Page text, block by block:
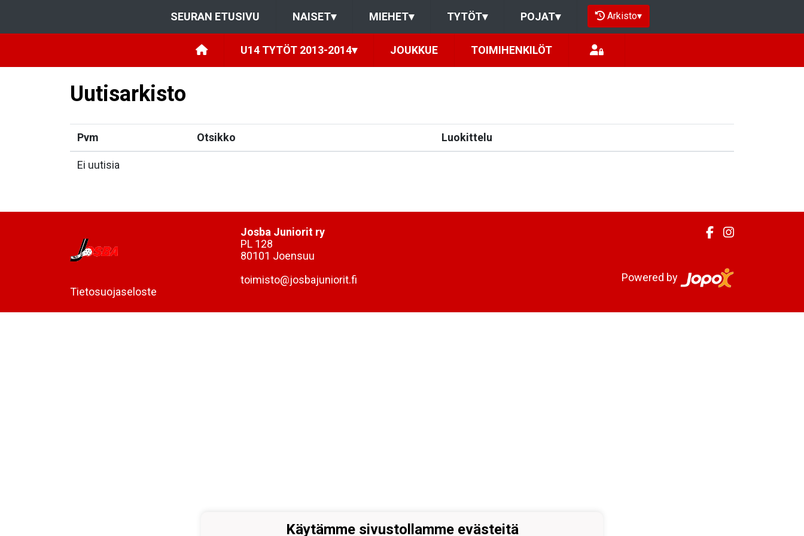
SEURAN ETUSIVU NAISET▾ MIEHET▾ TYTÖT▾ POJAT▾ Arkisto▾
U14 TYTÖT 2013-2014▾ JOUKKUE TOIMIHENKILÖT
Uutisarkisto
Pvm Otsikko Luokittelu
Ei uutisia
Tietosuojaseloste
Josba Juniorit ry
PL 128
80101 Joensuu
toimisto@josbajuniorit.fi
Powered by
Käytämme sivustollamme evästeitä